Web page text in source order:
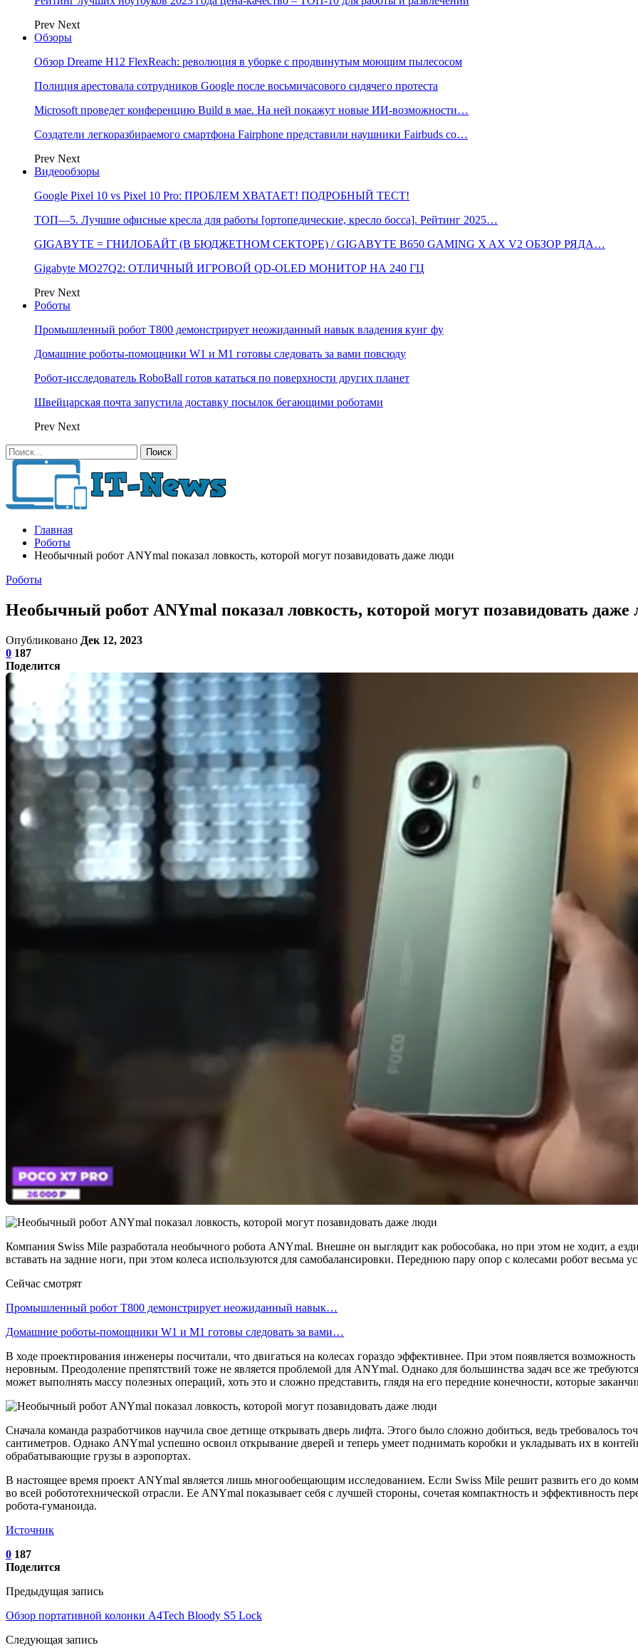
Prev Next
Обзоры
Обзор Dreame H12 FlexReach: революция в уборке с продвинутым моющим пылесосом
Полиция арестовала сотрудников Google после восьмичасового сидячего протеста
Microsoft проведет конференцию Build в мае. На ней покажут новые ИИ-возможности…
Создатели легкоразбираемого смартфона Fairphone представили наушники Fairbuds со…
Prev Next
Видеообзоры
Google Pixel 10 vs Pixel 10 Pro: ПРОБЛЕМ ХВАТАЕТ! ПОДРОБНЫЙ ТЕСТ!
ТОП—5. Лучшие офисные кресла для работы [ортопедические, кресло босса]. Рейтинг 2025…
GIGABYTE = ГНИЛОБАЙТ (В БЮДЖЕТНОМ СЕКТОРЕ) / GIGABYTE B650 GAMING X AX V2 ОБЗОР РЯДА…
Gigabyte MO27Q2: ОТЛИЧНЫЙ ИГРОВОЙ QD-OLED МОНИТОР НА 240 ГЦ
Prev Next
Роботы
Промышленный робот Т800 демонстрирует неожиданный навык владения кунг фу
Домашние роботы-помощники W1 и M1 готовы следовать за вами повсюду
Робот-исследователь RoboBall готов кататься по поверхности других планет
Швейцарская почта запустила доставку посылок бегающими роботами
Prev Next
Главная
Роботы
Необычный робот ANYmal показал ловкость, которой могут позавидовать даже люди
Роботы
Необычный робот ANYmal показал ловкость, которой могут позавидовать даже
Опубликовано Дек 12, 2023
0 187
Поделится
Компания Swiss Mile разработала необычного робота ANYmal. Внешне он выглядит как робособака, но при этом не ходит, а
вставать на задние ноги, при этом колеса используются для самобалансировки. Переднюю пару опор с колесами робот весьма
Сейчас смотрят
Промышленный робот Т800 демонстрирует неожиданный навык…
Домашние роботы-помощники W1 и M1 готовы следовать за вами…
В ходе проектирования инженеры посчитали, что двигаться на колесах гораздо эффективнее. При этом появляется
неровным. Преодоление препятствий тоже не является проблемой для ANYmal. Однако для большинства задач все же
может выполнять массу полезных операций, хоть это и сложно представить, глядя на его передние конечности, которые
Сначала команда разработчиков научила свое детище открывать дверь лифта. Этого было сложно добиться, ведь требовалось
сантиметров. Однако ANYmal успешно освоил открывание дверей и теперь умеет поднимать коробки и укладывать их в
обрабатывающие грузы в аэропортах.
В настоящее время проект ANYmal является лишь многообещающим исследованием. Если Swiss Mile решит развить его до
во всей робототехнической отрасли. Ее ANYmal показывает себя с лучшей стороны, сочетая компактность и эффективность
робота-гуманоида.
Источник
0 187
Поделится
Предыдущая запись
Обзор портативной колонки A4Tech Bloody S5 Lock
Следующая запись